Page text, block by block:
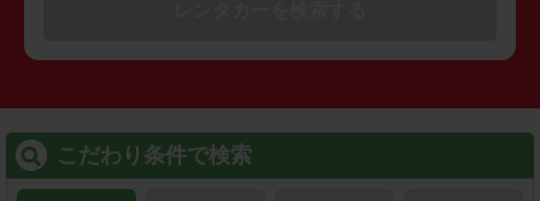
こだわり条件で検索